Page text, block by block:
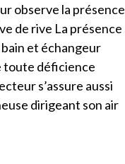
observe la présence
de rive La présence
et échangeur
toute déficience
s’assure aussi
dirigeant son air